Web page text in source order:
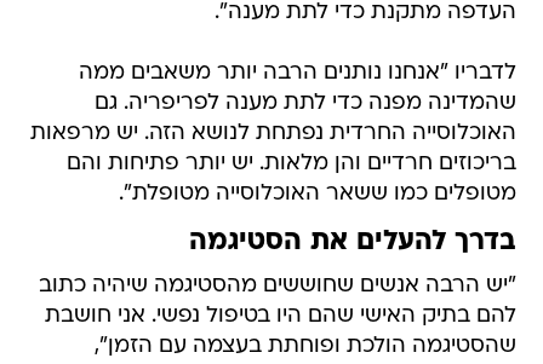
העדפה מתקנת כדי לתת מענה".
לדבריו "אנחנו נותנים הרבה יותר משאבים ממה
שהמדינה מפנה כדי לתת מענה לפריפריה. גם
האוכלוסייה החרדית נפתחת לנושא הזה. יש מרפאות
בריכוזים חרדיים והן מלאות. יש יותר פתיחות והם
מטופלים כמו ששאר האוכלוסייה מטופלת".
בדרך להעלים את הסטיגמה
"יש הרבה אנשים שחוששים מהסטיגמה שיהיה כתוב
להם בתיק האישי שהם היו בטיפול נפשי. אני חושבת
שהסטיגמה הולכת ופוחתת בעצמה עם הזמן",